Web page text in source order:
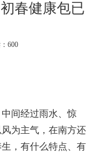
春健康包已
600
间经过雨水、惊
为主气，在南方还
，有什么特点、有